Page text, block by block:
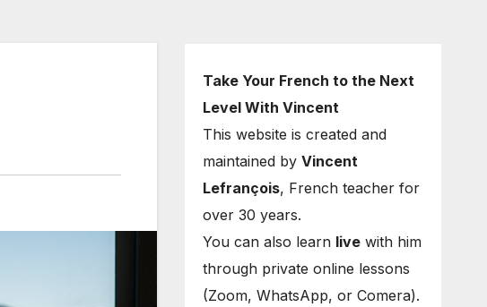
Take Your French to the Next
Level With Vincent
This website is created and
maintained by Vincent
Lefrançois, French teacher for
over 30 years.
You can also learn livewith him
through private online lessons
(Zoom, WhatsApp, or Comera).